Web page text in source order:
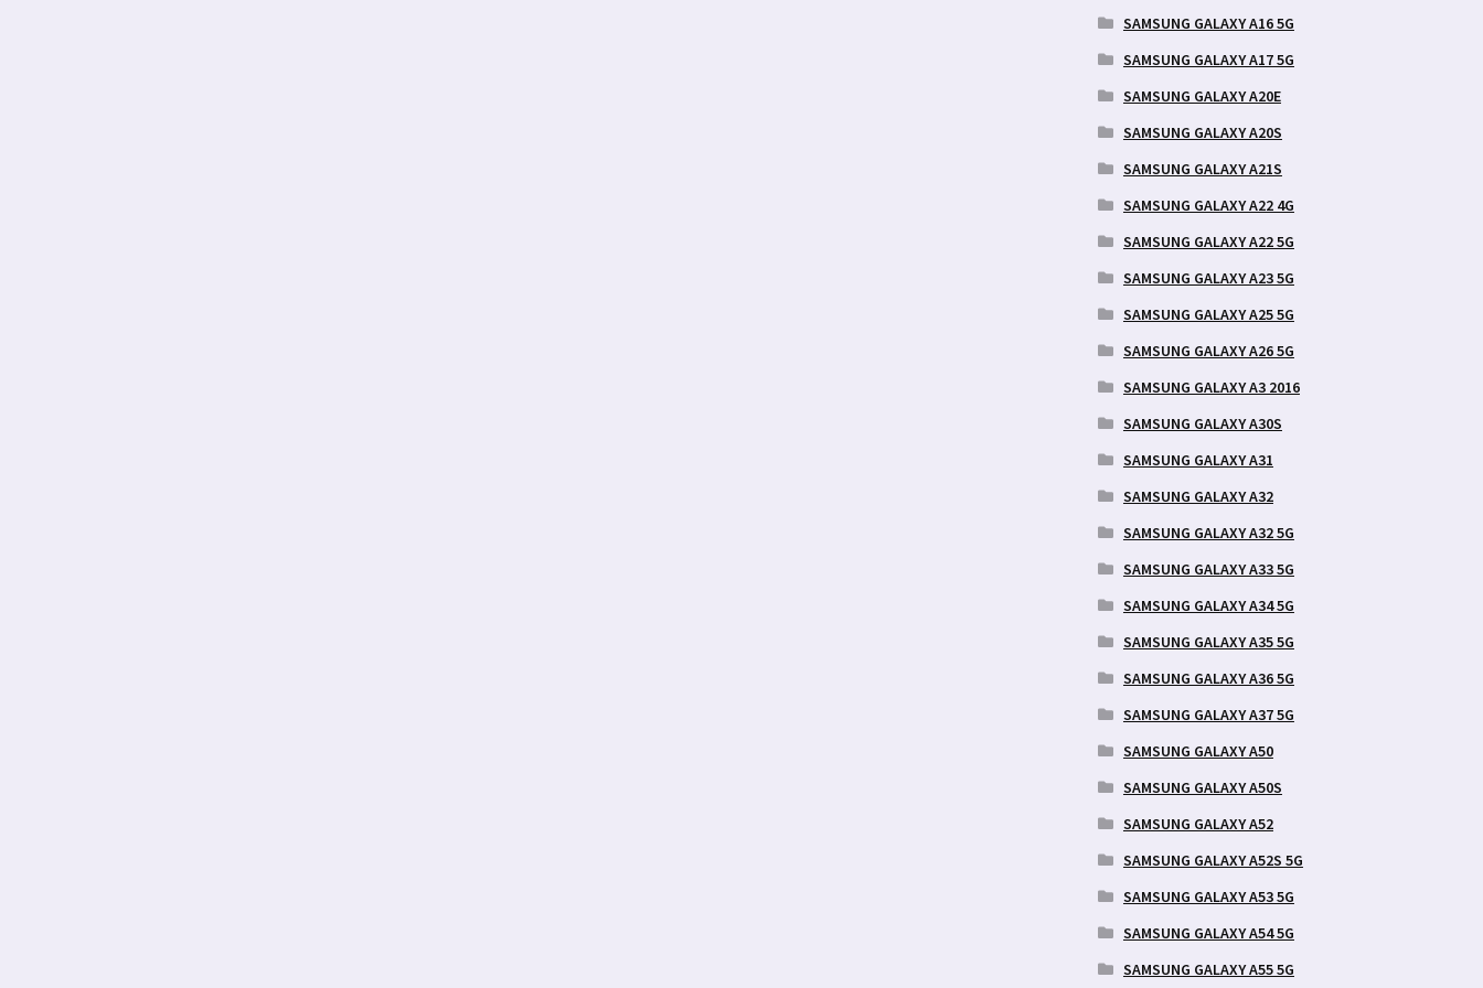
SAMSUNG GALAXY A16 5G
SAMSUNG GALAXY A17 5G
SAMSUNG GALAXY A20E
SAMSUNG GALAXY A20S
SAMSUNG GALAXY A21S
SAMSUNG GALAXY A22 4G
SAMSUNG GALAXY A22 5G
SAMSUNG GALAXY A23 5G
SAMSUNG GALAXY A25 5G
SAMSUNG GALAXY A26 5G
SAMSUNG GALAXY A3 2016
SAMSUNG GALAXY A30S
SAMSUNG GALAXY A31
SAMSUNG GALAXY A32
SAMSUNG GALAXY A32 5G
SAMSUNG GALAXY A33 5G
SAMSUNG GALAXY A34 5G
SAMSUNG GALAXY A35 5G
SAMSUNG GALAXY A36 5G
SAMSUNG GALAXY A37 5G
SAMSUNG GALAXY A50
SAMSUNG GALAXY A50S
SAMSUNG GALAXY A52
SAMSUNG GALAXY A52S 5G
SAMSUNG GALAXY A53 5G
SAMSUNG GALAXY A54 5G
SAMSUNG GALAXY A55 5G